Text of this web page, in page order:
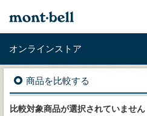
オンラインストア
商品を比較する
比較対象商品が選択されていません